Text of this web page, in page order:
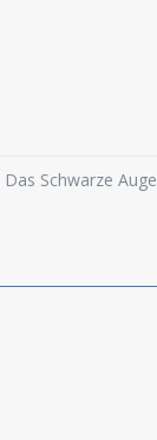
Schwarze Auge